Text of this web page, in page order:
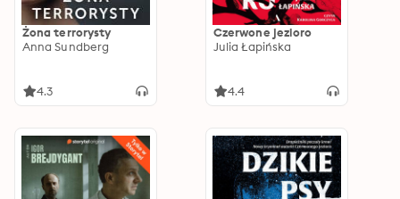
Żona terrorysty
Anna Sundberg
4.3
Czerwone jezioro
Julia Łapińska
4.4